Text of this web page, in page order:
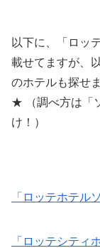
以下に、「ロッ
載せてますが、
のホテルも探せ
★ （調べ方は「
け！）
「ロッテホテル
「ロッテシティ